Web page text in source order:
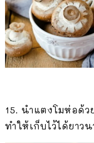
15. นำแตงโมห่อด้ว
ทำให้เก็บไว้ได้ยาว